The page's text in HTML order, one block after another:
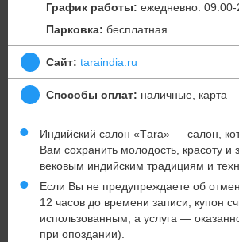
График работы: ежедневно:
Парковка: бесплатная
Сайт: taraindia.ru
Способы оплат: наличные, карта
Индийский салон «Тara» — салон,
Вам сохранить молодость, красоту и
вековым индийским традициям и
Если Вы не предупреждаете об
12 часов до времени записи, купон
использованным, а услуга —
при опоздании).